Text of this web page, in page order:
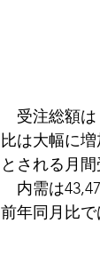
受注総額は
比は大幅に
とされる月
内需は
前年同月比で